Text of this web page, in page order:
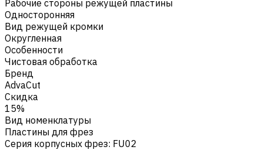
Рабочие стороны режущей пластины
Односторонняя
Вид режущей кромки
Округленная
Особенности
Чистовая обработка
Бренд
AdvaCut
Скидка
15%
Вид номенклатуры
Пластины для фрез
Серия корпусных фрез: FU02